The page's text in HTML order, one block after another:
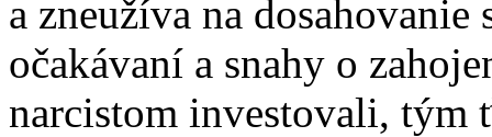
a zneužíva na
očakávaní a snahy o
narcistom investovali,